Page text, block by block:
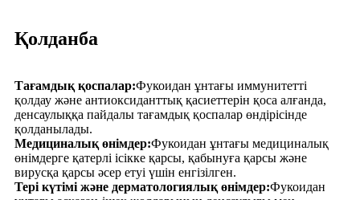
Қолданба
Тағамдық қоспалар:Фукоидан ұнтағы иммунитетті
қолдау және антиоксиданттық қасиеттерін қоса алғанда,
денсаулыққа пайдалы тағамдық қоспалар өндірісінде
қолданылады.
Медициналық өнімдер:Фукоидан ұнтағы медициналық
өнімдерге қатерлі ісікке қарсы, қабынуға қарсы және
вирусқа қарсы әсер етуі үшін енгізілген.
Тері күтімі және дерматологиялық өнімдер:Фукоидан